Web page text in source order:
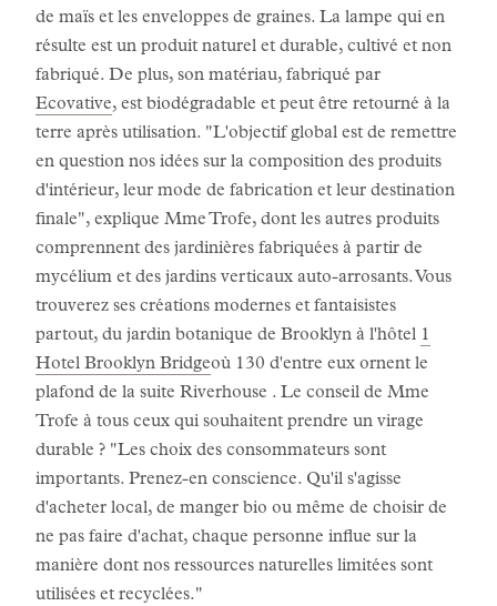
de maïs et les enveloppes de graines. La lampe qui en
résulte est un produit naturel et durable, cultivé et non
fabriqué. De plus, son matériau, fabriqué par
Ecovative, est biodégradable et peut être retourné à la
terre après utilisation. "L'objectif global est de remettre
en question nos idées sur la composition des produits
d'intérieur, leur mode de fabrication et leur destination
finale", explique Mme Trofe, dont les autres produits
comprennent des jardinières fabriquées à partir de
mycélium et des jardins verticaux auto-arrosants. Vous
trouverez ses créations modernes et fantaisistes
partout, du jardin botanique de Brooklyn à l'hôtel 1
Hotel Brooklyn Bridgeoù 130 d'entre eux ornent le
plafond de la suite Riverhouse . Le conseil de Mme
Trofe à tous ceux qui souhaitent prendre un virage
durable ? "Les choix des consommateurs sont
importants. Prenez-en conscience. Qu'il s'agisse
d'acheter local, de manger bio ou même de choisir de
ne pas faire d'achat, chaque personne influe sur la
manière dont nos ressources naturelles limitées sont
utilisées et recyclées."